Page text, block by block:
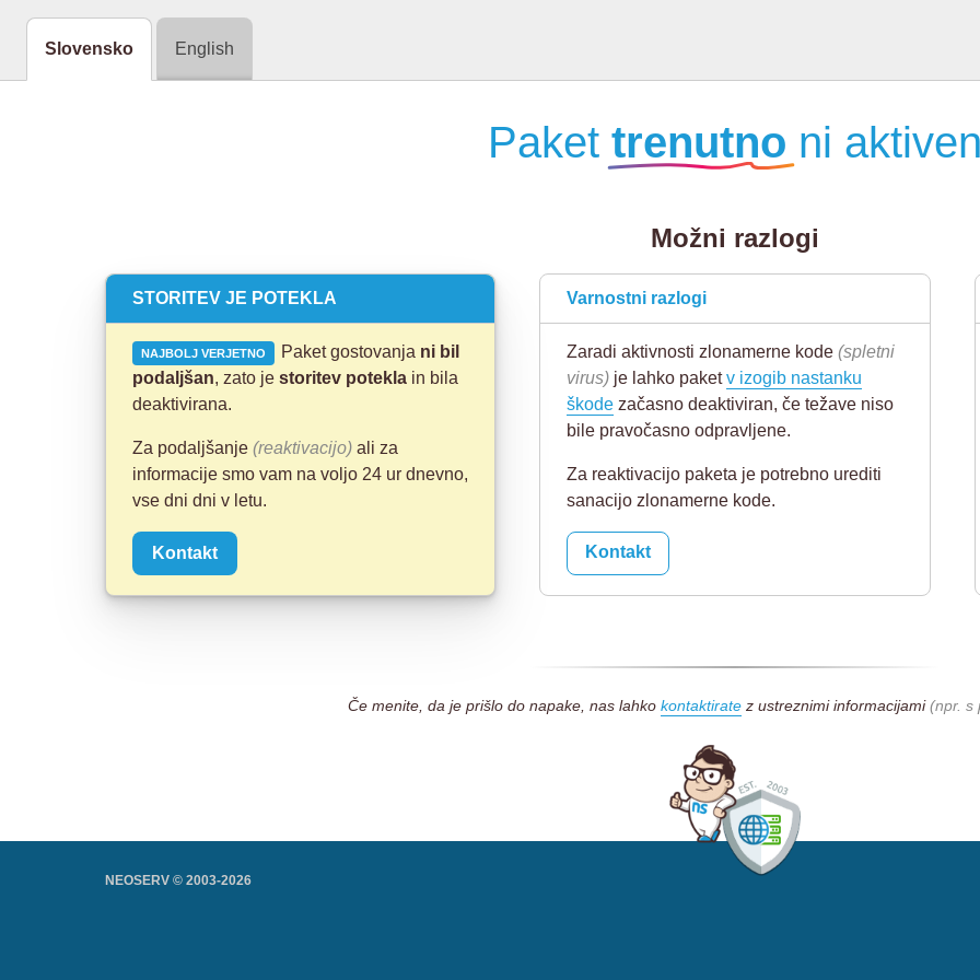
Slovensko English
Paket trenutno ni aktiven
Možni razlogi
STORITEV JE POTEKLA
NAJBOLJ VERJETNO Paket gostovanja ni bil
podaljšan, zato je storitev potekla in bila
deaktivirana.
Za podaljšanje (reaktivacijo) ali za
informacije smo vam na voljo 24 ur dnevno,
vse dni dni v letu.
Kontakt
Varnostni razlogi
Zaradi aktivnosti zlonamerne kode(spletni
virus) je lahko paketv izogib nastanku
škode začasno deaktiviran, če težave niso
bile pravočasno odpravljene.
Za reaktivacijo paketa je potrebno urediti
sanacijo zlonamerne kode.
Kontakt
Če menite, da je prišlo do napake, nas lahko kontaktiratez ustreznimi informacijami(npr. s
NEOSERV © 2003-2026